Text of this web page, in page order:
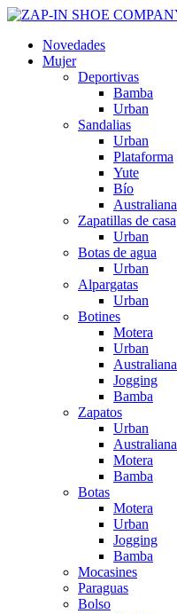
Novedades
Mujer
Deportivas
Bamba
Urban
Sandalias
Urban
Plataforma
Yute
Bío
Australiana
Zapatillas de casa
Urban
Botas de agua
Urban
Alpargatas
Urban
Botines
Motera
Urban
Australiana
Jogging
Bamba
Zapatos
Urban
Australiana
Motera
Bamba
Botas
Motera
Urban
Jogging
Bamba
Mocasines
Paraguas
Bolso